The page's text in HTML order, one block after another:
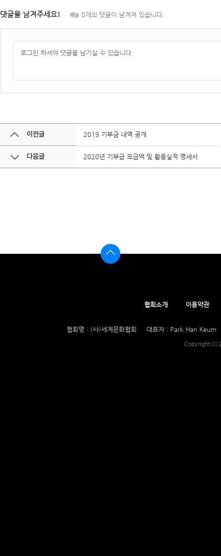
댓글을 남겨주세요! 0개의 댓글이 남겨져 있습니다.
이전글 2019 기부금 내역 공개
다음글 2020년 기부금 모금액 및 활용실적 명세서
협회소개 이용약관
협회명 : (사)세계문화협회 대표자 : Park Han Keum
Copyright ⒞